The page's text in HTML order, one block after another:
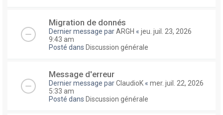
Migration de donnés
Dernier message parARGH « jeu. juil. 23, 2026
9:43 am
Posté dans Discussion générale
Message d'erreur
Dernier message parClaudioK « mer. juil. 22, 2026
5:33 am
Posté dans Discussion générale